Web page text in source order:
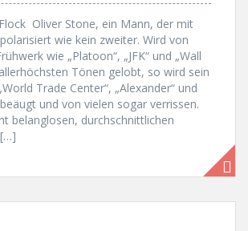
Oliver Stone, ein Mann, der mit
wie kein zweiter. Wird von
wie „Platoon“, „JFK“ und „Wall
Tönen gelobt, so wird sein
Trade Center“, „Alexander“ und
und von vielen sogar verrissen.
belanglosen, durchschnittlichen